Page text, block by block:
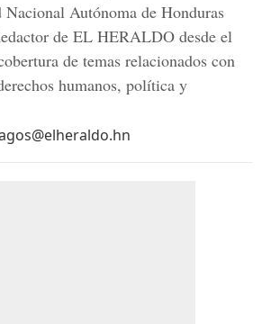
Nacional Autónoma de Honduras
de EL HERALDO desde el
de temas relacionados con
humanos, política y